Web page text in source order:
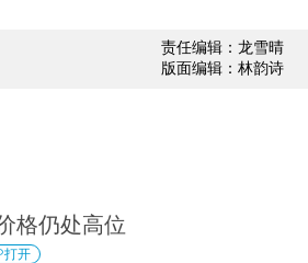
责任编辑：龙雪晴
版面编辑：林韵诗
格仍处高位
打开